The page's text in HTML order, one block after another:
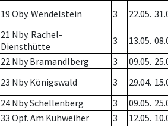
19 Oby. Wendelstein 3 22.05.
21 Nby. Rachel-
Diensthütte
3 13.05.
22 Nby Bramandlberg 3 09.05.
23 Nby Königswald 3 29.04.
24 Nby Schellenberg 3 09.05.
33 Opf. Am Kühweiher 3 12.05.